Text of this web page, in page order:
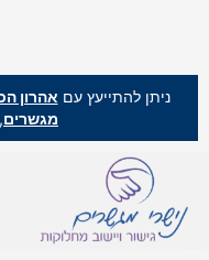
ניתן להתייעץ עם אהרון
מגשרים